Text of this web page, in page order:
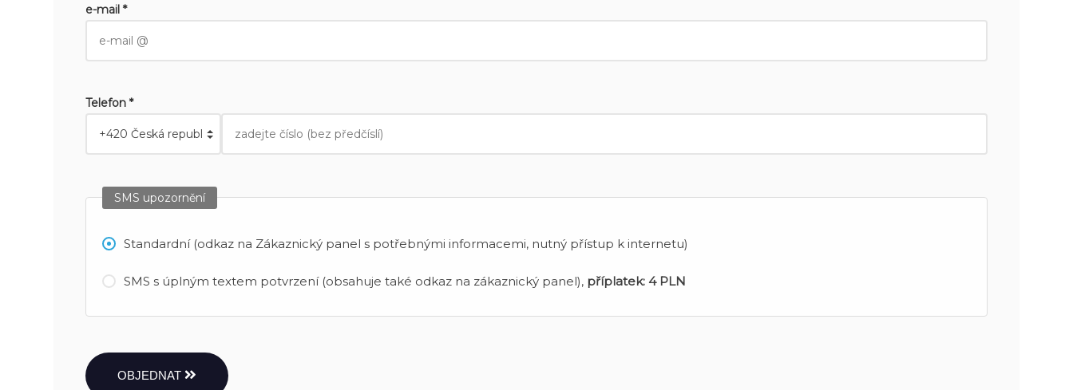
e-mail *
Telefon *
SMS upozornění
Standardní (odkaz na Zákaznický panel s potřebnými informacemi, nutný přístup k internetu)
SMS s úplným textem potvrzení (obsahuje také odkaz na zákaznický panel), příplatek: 4 PLN
OBJEDNAT